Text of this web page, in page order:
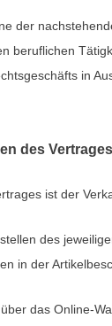
der
beruflichen
in
des Vertrages
ist der
des
in der
das Online-